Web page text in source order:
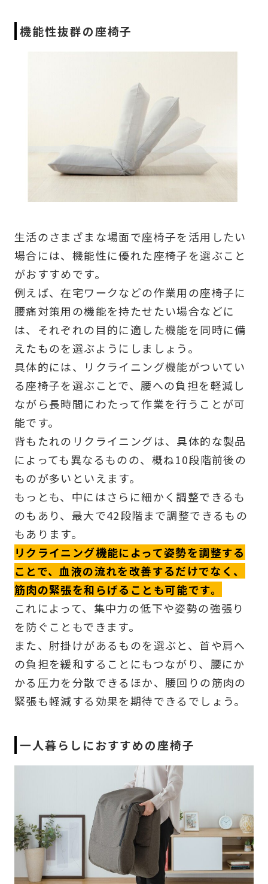
機能性抜群の座椅子
生活のさまざまな場面で座椅子を活用したい
場合には、機能性に優れた座椅子を選ぶこと
がおすすめです。
例えば、在宅ワークなどの作業用の座椅子に
腰痛対策用の機能を持たせたい場合などに
は、それぞれの目的に適した機能を同時に備
えたものを選ぶようにしましょう。
具体的には、リクライニング機能がついてい
る座椅子を選ぶことで、腰への負担を軽減し
ながら長時間にわたって作業を行うことが可
能です。
背もたれのリクライニングは、具体的な製品
によっても異なるものの、概ね10段階前後の
ものが多いといえます。
もっとも、中にはさらに細かく調整できるも
のもあり、最大で42段階まで調整できるもの
もあります。
リクライニング機能によって姿勢を調整する
ことで、血液の流れを改善するだけでなく、
筋肉の緊張を和らげることも可能です。
これによって、集中力の低下や姿勢の強張り
を防ぐこともできます。
また、肘掛けがあるものを選ぶと、首や肩へ
の負担を緩和することにもつながり、腰にか
かる圧力を分散できるほか、腰回りの筋肉の
緊張も軽減する効果を期待できるでしょう。
一人暮らしにおすすめの座椅子